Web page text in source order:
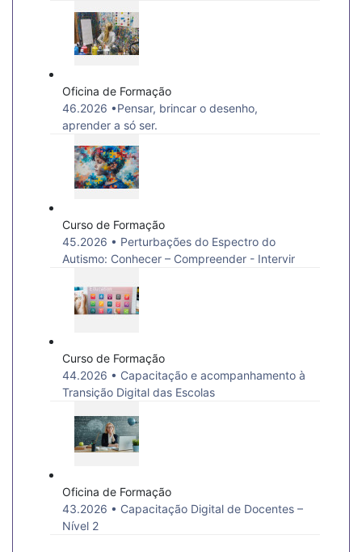
Oficina de Formação
46.2026 •Pensar, brincar o desenho,
aprender a só ser.
Curso de Formação
45.2026 • Perturbações do Espectro do
Autismo: Conhecer – Compreender - Intervir
Curso de Formação
44.2026 • Capacitação e acompanhamento à
Transição Digital das Escolas
Oficina de Formação
43.2026 • Capacitação Digital de Docentes –
Nível 2